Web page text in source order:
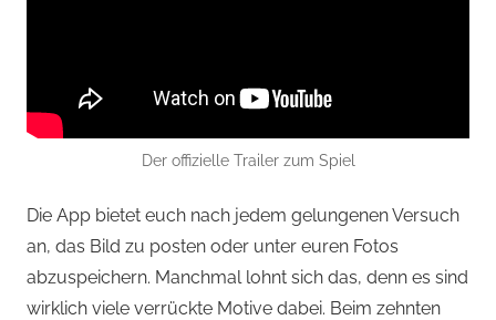
Der offizielle Trailer zum Spiel
Die App bietet euch nach jedem gelungenen Versuch
an, das Bild zu posten oder unter euren Fotos
abzuspeichern. Manchmal lohnt sich das, denn es sind
wirklich viele verrückte Motive dabei. Beim zehnten